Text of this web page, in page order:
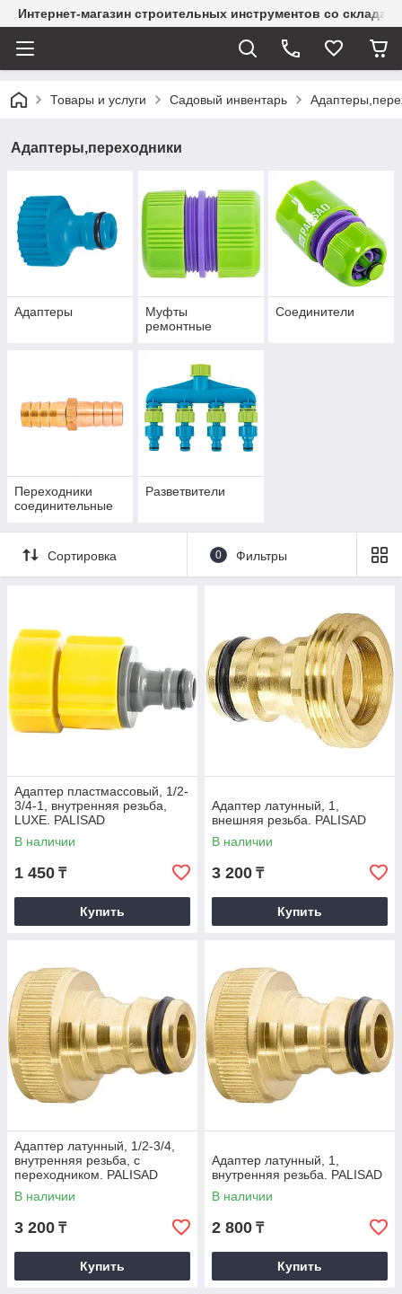
Интернет-магазин строительных инструментов со склада
Товары и услуги Садовый инвентарь
Адаптеры,переходники
Адаптеры
Муфты
ремонтные
Соединители
Переходники
соединительные
Разветвители
Сортировка 0 Фильтры
Адаптер пластмассовый, 1/2-
3/4-1, внутренняя резьба,
LUXE. PALISAD
В наличии
1 450 ₸
Купить
Адаптер латунный, 1,
внешняя резьба. PALISAD
В наличии
3 200 ₸
Купить
Адаптер латунный, 1/2-3/4,
внутренняя резьба, с
переходником. PALISAD
В наличии
3 200 ₸
Купить
Адаптер латунный, 1,
внутренняя резьба. PALISAD
В наличии
2 800 ₸
Купить